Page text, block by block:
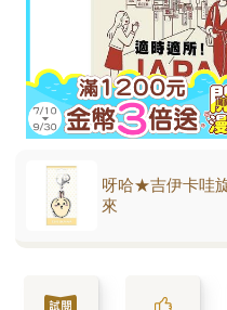
呀哈★吉伊卡哇
來